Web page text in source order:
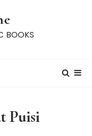
BOOKS
Puisi